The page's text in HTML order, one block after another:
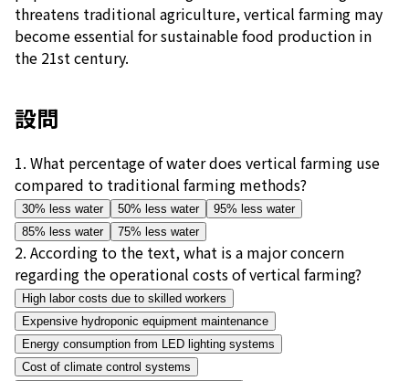
threatens traditional agriculture, vertical farming may
become essential for sustainable food production in
the 21st century.
設問
1. What percentage of water does vertical farming use
compared to traditional farming methods?
30% less water 50% less water
95% less water
85% less water
75% less water
2. According to the text, what is a major concern
regarding the operational costs of vertical farming?
High labor costs due to skilled workers
Expensive hydroponic equipment maintenance
Energy consumption from LED lighting systems
Cost of climate control systems